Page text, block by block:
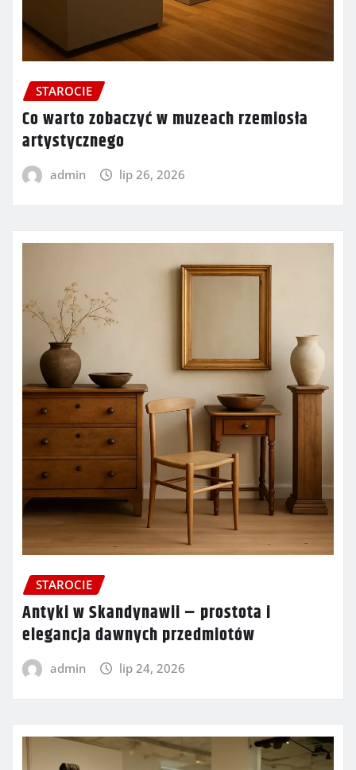
STAROCIE
Co warto zobaczyć w muzeach rzemiosła
artystycznego
admin lip 26, 2026
STAROCIE
Antyki w Skandynawii – prostota i
elegancja dawnych przedmiotów
admin lip 24, 2026